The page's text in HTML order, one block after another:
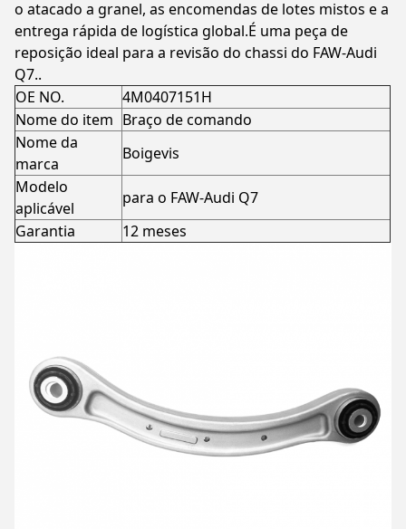
o atacado a granel, as encomendas de lotes mistos e a
entrega rápida de logística global.É uma peça de
reposição ideal para a revisão do chassi do FAW-Audi
Q7..
OE NO.
4M0407151H
Nome do item Braço de comando
Nome da
marca
Boigevis
Modelo
aplicável
para o FAW-Audi Q7
Garantia
12 meses